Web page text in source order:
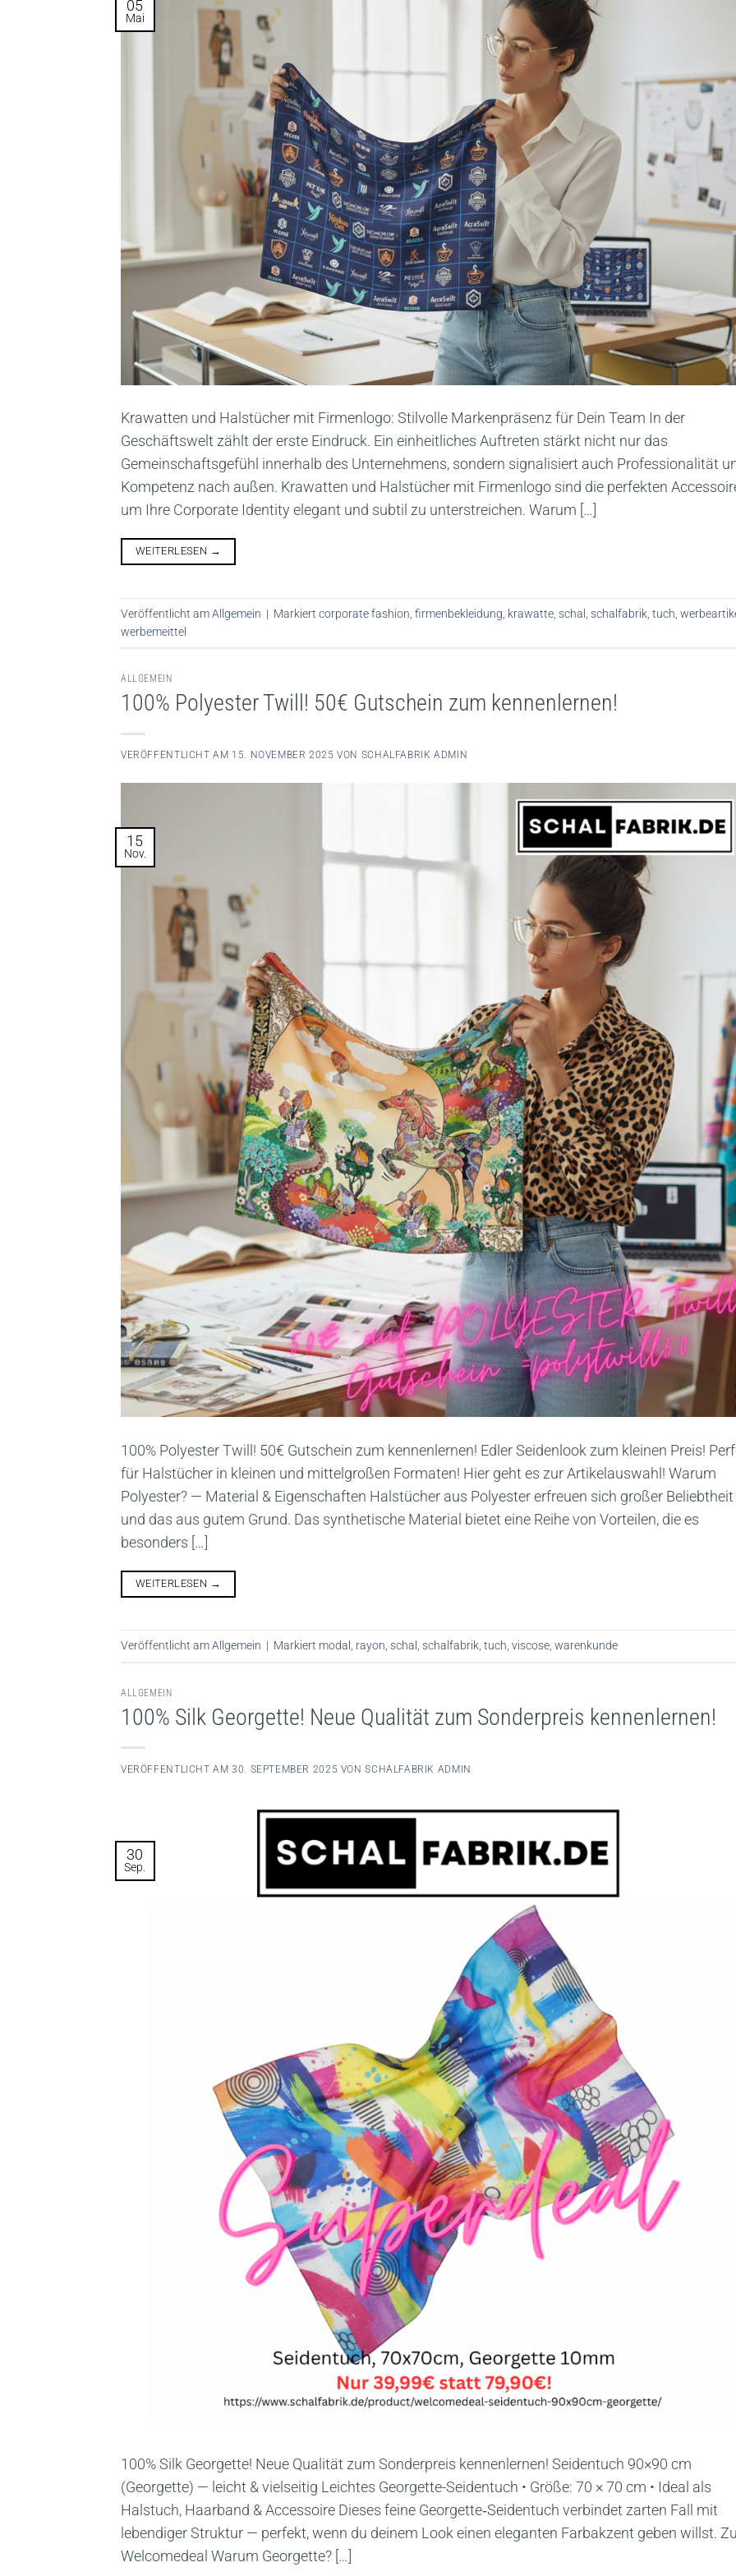
05
Mai
Krawatten und Halstücher mit Firmenlogo: Stilvolle Markenpräsenz für Dein Team In der
Geschäftswelt zählt der erste Eindruck. Ein einheitliches Auftreten stärkt nicht nur das
Gemeinschaftsgefühl innerhalb des Unternehmens, sondern signalisiert auch Professionalität
Kompetenz nach außen. Krawatten und Halstücher mit Firmenlogo sind die perfekten
um Ihre Corporate Identity elegant und subtil zu unterstreichen. Warum […]
WEITERLESEN →
Veröffentlicht amAllgemein | Markiert corporate fashion firmenbekleidung krawatte schal schalfabrik tuch
werbemeittel
ALLGEMEIN
100% Polyester Twill! 50€ Gutschein zum kennenlernen!
VERÖFFENTLICHT AM 15. NOVEMBER 2025 VON SCHALFABRIK ADMIN
15
Nov.
100% Polyester Twill! 50€ Gutschein zum kennenlernen! Edler Seidenlook zum kleinen Preis!
für Halstücher in kleinen und mittelgroßen Formaten! Hier geht es zur Artikelauswahl! Warum
Polyester? — Material & Eigenschaften Halstücher aus Polyester erfreuen sich großer
und das aus gutem Grund. Das synthetische Material bietet eine Reihe von Vorteilen, die es
besonders […]
WEITERLESEN →
Veröffentlicht amAllgemein | Markiert modal rayon schal schalfabrik tuch viscose warenkunde
ALLGEMEIN
100% Silk Georgette! Neue Qualität zum Sonderpreis kennenlernen!
VERÖFFENTLICHT AM30. SEPTEMBER 2025 VONSCHALFABRIK ADMIN
30
Sep.
100% Silk Georgette! Neue Qualität zum Sonderpreis kennenlernen! Seidentuch 90×90 cm
(Georgette) — leicht & vielseitig Leichtes Georgette-Seidentuch • Größe: 70 × 70 cm • Ideal als
Halstuch, Haarband & Accessoire Dieses feine Georgette‑Seidentuch verbindet zarten Fall mit
lebendiger Struktur — perfekt, wenn du deinem Look einen eleganten Farbakzent geben willst.
Welcomedeal Warum Georgette? […]